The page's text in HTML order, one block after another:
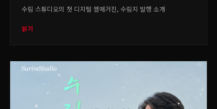
수림 스튜디오의 첫 디지털 웹매거진, 수림지 발행 소개
읽기